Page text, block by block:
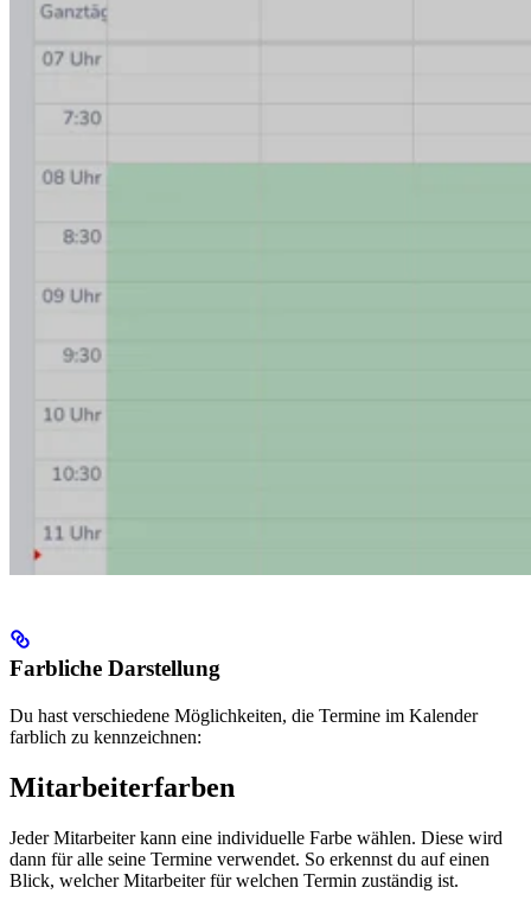
Farbliche Darstellung
Du hast verschiedene Möglichkeiten, die Termine im Kalender
farblich zu kennzeichnen:
Mitarbeiterfarben
Jeder Mitarbeiter kann eine individuelle Farbe wählen. Diese wird
dann für alle seine Termine verwendet. So erkennst du auf einen
Blick, welcher Mitarbeiter für welchen Termin zuständig ist.